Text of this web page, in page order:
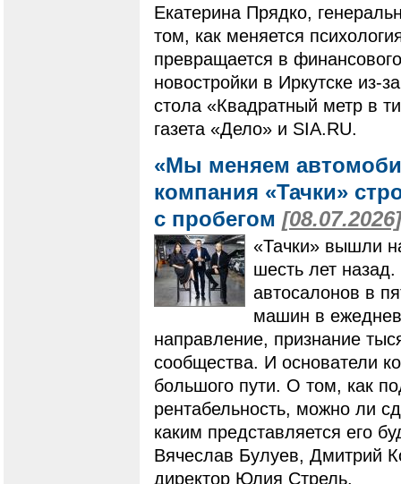
Екатерина Прядко,
том, как меняется
превращается в
новостройки в Иркутске из-
стола «Квадратный метр в
газета «Дело» и SIA.RU.
«Мы меняем
компания «Тачки»
с пробегом [08.07.2026]
«Тачки» вышли
шесть лет
автосалонов в
машин в
направление, признание
сообщества. И основатели
большого пути. О том, как
рентабельность, можно ли
каким представляется его
Вячеслав Булуев, Дмитрий
директор Юлия Стрель.